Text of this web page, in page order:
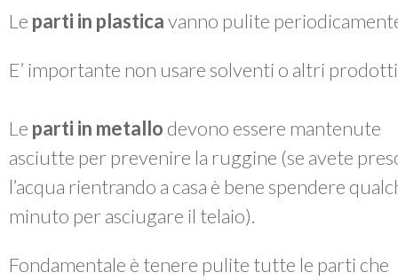
Le parti in plasticavanno pulite
E’ importante non usare solventi o altri
Le parti in metallo devono essere mantenute
asciutte per prevenire la ruggine (se avete
l’acqua rientrando a casa è bene spendere
minuto per asciugare il telaio).
Fondamentale è tenere pulite tutte le parti che